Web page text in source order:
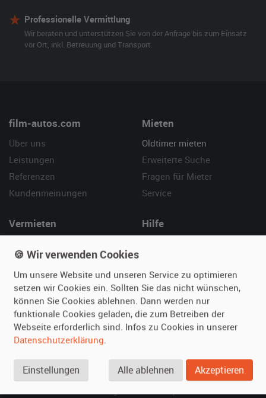
Professionelle Vermittlung
Wir beraten und unterstützen Sie von der Anfrage bis zum Einsatz
vor Ort, inkl. Betreuung und Transport.
film-autos.com
Über uns
Leistungen
Referenzen
Kundenmeinungen
Mieten
Oldtimer mieten
Erweiterte Suche
Fragen für Mieter
Service
Vermieten
Fotos senden
Fragen für Vermieter
Inserat verwalten
Hilfe
Kontakt
SPECIAL
Berühmte Filmautos –
🍪 Wir verwenden Cookies
Um unsere Website und unseren Service zu optimieren
setzen wir Cookies ein. Sollten Sie das nicht wünschen,
können Sie Cookies ablehnen. Dann werden nur
funktionale Cookies geladen, die zum Betreiben der
Webseite erforderlich sind. Infos zu Cookies in unserer
Datenschutzerklärung.
Einstellungen Alle ablehnen Akzeptieren